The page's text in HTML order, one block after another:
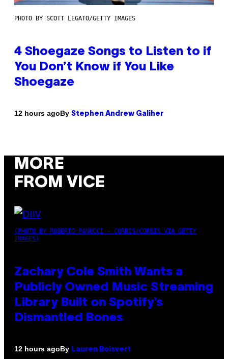
PHOTO BY SCOTT LEGATO/GETTY IMAGES
4 Shoegaze Songs to Listen to if
You Don’t Know if You Like
Shoegaze
12 hours agoBy Stephen Andrew Galiher
MORE
FROM VICE
(PHOTO BY ROBERTO PANUCCI – CORBIS/CORBIS VIA GETTY
IMAGES)
Zachary Cole Smith Wants a
Publicly Owned Music Streaming
Library Built on Spotify’s
Dismantled Bones
12 hours agoBy Lauren Boisvert